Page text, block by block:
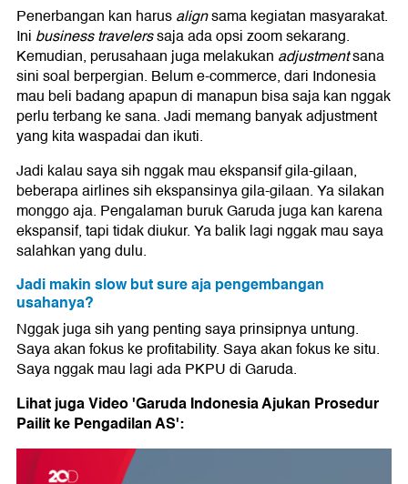
Penerbangan kan harusalignsama kegiatan masyarakat.
Ini business travelerssaja ada opsi zoom sekarang.
Kemudian, perusahaan juga melakukan adjustmentsana
sini soal berpergian. Belum e-commerce, dari Indonesia
mau beli badang apapun di manapun bisa saja kan nggak
perlu terbang ke sana. Jadi memang banyak adjustment
yang kita waspadai dan ikuti.
Jadi kalau saya sih nggak mau ekspansif gila-gilaan,
beberapa airlines sih ekspansinya gila-gilaan. Ya silakan
monggo aja. Pengalaman buruk Garuda juga kan karena
ekspansif, tapi tidak diukur. Ya balik lagi nggak mau saya
salahkan yang dulu.
Jadi makin slow but sure aja pengembangan
usahanya?
Nggak juga sih yang penting saya prinsipnya untung.
Saya akan fokus ke profitability. Saya akan fokus ke situ.
Saya nggak mau lagi ada PKPU di Garuda.
Lihat juga Video 'Garuda Indonesia Ajukan Prosedur
Pailit ke Pengadilan AS':